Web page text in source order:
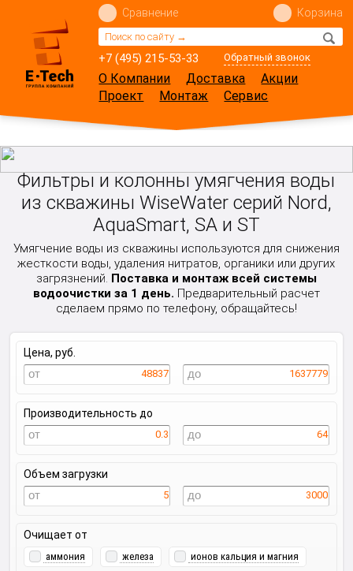
+7 (495) 215-53-33 Обратный звонок
Сравнение Корзина
О Компании Доставка
Акции
Проект
Монтаж Сервис
Фильтры и колонны умягчения воды
из скважины WiseWater серий Nord,
AquaSmart, SA и ST
Умягчение воды из скважины используются для снижения
жесткости воды, удаления нитратов, органики или других
загрязнений. Поставка и монтаж всей системы
водоочистки за 1 день. Предварительный расчет
сделаем прямо по телефону, обращайтесь!
Цена, руб.
48837 1637779
Производительность до
0.3 64
Объем загрузки
5 3000
Очищает от
аммония железа ионов кальция и магния